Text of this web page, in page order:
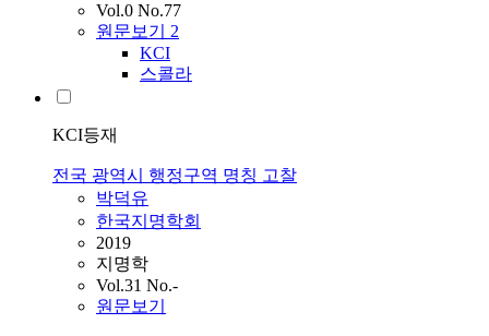
Vol.0 No.77
원문보기 2
KCI
스콜라
KCI등재
전국 광역시 행정구역 명칭 고찰
박덕유
한국지명학회
2019
지명학
Vol.31 No.-
원문보기